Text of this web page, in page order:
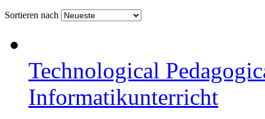
Sortieren nach
Technological
Informatikunterricht